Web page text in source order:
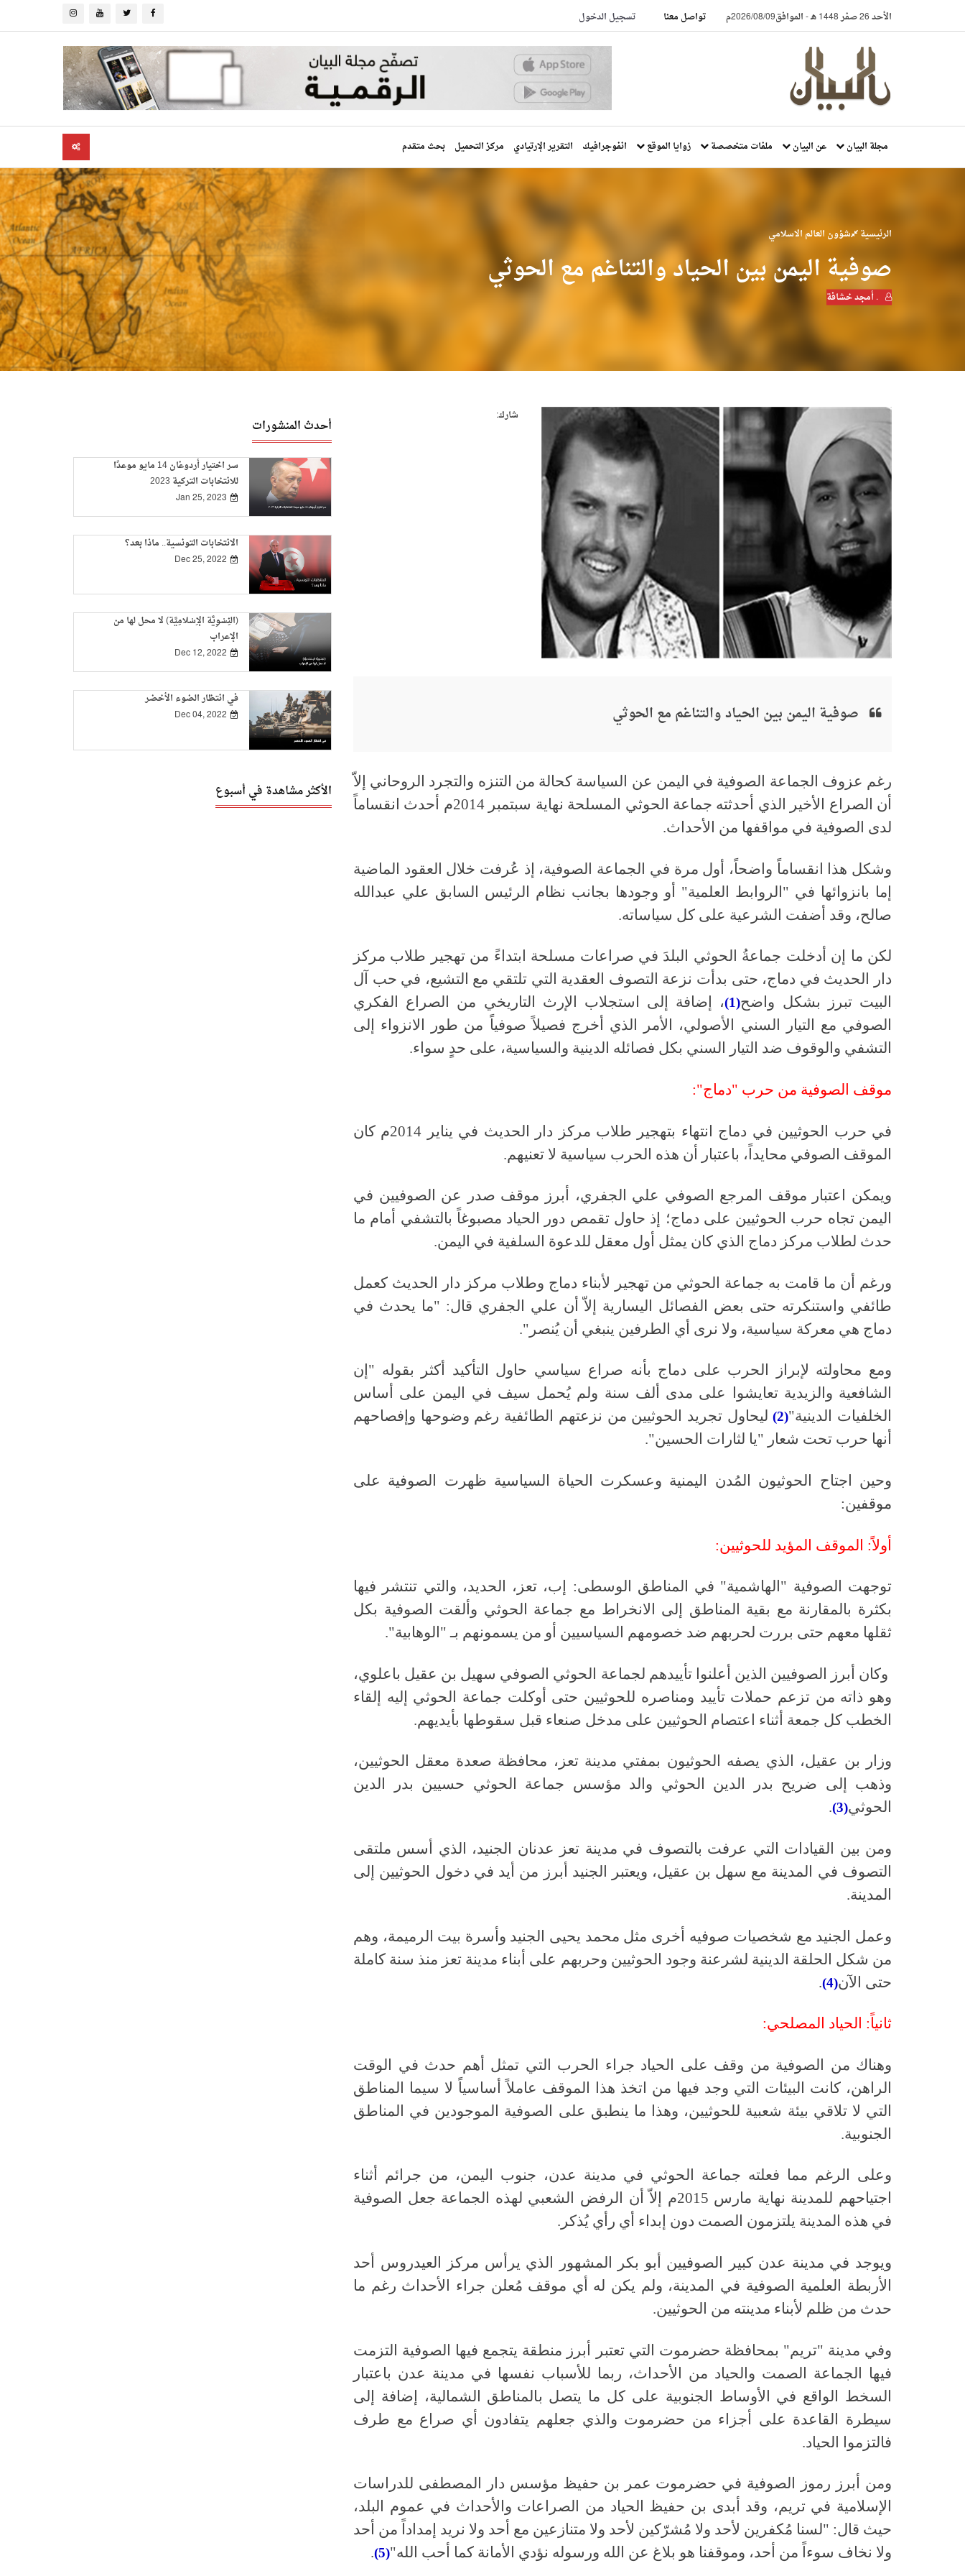
الأحد 26 صفر 1448 هـ -الموافق2026/08/09م تواصل معنا تسجيل الدخول
مجلة البيان عن البيان ملفات متخصصة زوايا الموقع انفوجرافيك التقرير الإرتيادي مركز التحميل بحث متقدم
الرئيسية شؤون العالم الاسلامي
صوفية اليمن بين الحياد والتناغم مع الحوثي
. أمجد خشافة
شارك:
صوفية اليمن بين الحياد والتناغم مع الحوثي
رغم عزوف الجماعة الصوفية في اليمن عن السياسة كحالة من التنزه والتجرد الروحاني إلاّ
أن الصراع الأخير الذي أحدثته جماعة الحوثي المسلحة نهاية سبتمبر 2014م أحدث انقساماً
لدى الصوفية في مواقفها من الأحداث.
وشكل هذا انقساماً واضحاً، أول مرة في الجماعة الصوفية، إذ عُرفت خلال العقود الماضية
إما بانزوائها في "الروابط العلمية" أو وجودها بجانب نظام الرئيس السابق علي عبدالله
صالح، وقد أضفت الشرعية على كل سياساته.
لكن ما إن أدخلت جماعةُ الحوثي البلدَ في صراعات مسلحة ابتداءً من تهجير طلاب مركز
دار الحديث في دماج، حتى بدأت نزعة التصوف العقدية التي تلتقي مع التشيع، في حب آل
البيت تبرز بشكل واضح(1)
، إضافة إلى استجلاب الإرث التاريخي من الصراع الفكري
الصوفي مع التيار السني الأصولي، الأمر الذي أخرج فصيلاً صوفياً من طور الانزواء إلى
التشفي والوقوف ضد التيار السني بكل فصائله الدينية والسياسية، على حدٍ سواء.
موقف الصوفية من حرب "دماج":
في حرب الحوثيين في دماج انتهاء بتهجير طلاب مركز دار الحديث في يناير 2014م كان
الموقف الصوفي محايداً، باعتبار أن هذه الحرب سياسية لا تعنيهم.
ويمكن اعتبار موقف المرجع الصوفي علي الجفري، أبرز موقف صدر عن الصوفيين في
اليمن تجاه حرب الحوثيين على دماج؛ إذ حاول تقمص دور الحياد مصبوغاً بالتشفي أمام ما
حدث لطلاب مركز دماج الذي كان يمثل أول معقل للدعوة السلفية في اليمن.
ورغم أن ما قامت به جماعة الحوثي من تهجير لأبناء دماج وطلاب مركز دار الحديث كعمل
طائفي واستنكرته حتى بعض الفصائل اليسارية إلاّ أن علي الجفري قال: "ما يحدث في
دماج هي معركة سياسية، ولا نرى أي الطرفين ينبغي أن يُنصر".
ومع محاولته لإبراز الحرب على دماج بأنه صراع سياسي حاول التأكيد أكثر بقوله "إن
الشافعية والزيدية تعايشوا على مدى ألف سنة ولم يُحمل سيف في اليمن على أساس
الخلفيات الدينية"(2)
ليحاول تجريد الحوثيين من نزعتهم الطائفية رغم وضوحها وإفصاحهم
أنها حرب تحت شعار "يا لثارات الحسين".
وحين اجتاح الحوثيون المُدن اليمنية وعسكرت الحياة السياسية ظهرت الصوفية على
موقفين:
أولاً: الموقف المؤيد للحوثيين:
توجهت الصوفية "الهاشمية" في المناطق الوسطى: إب، تعز، الحديد، والتي تنتشر فيها
بكثرة بالمقارنة مع بقية المناطق إلى الانخراط مع جماعة الحوثي وألقت الصوفية بكل
ثقلها معهم حتى بررت لحربهم ضد خصومهم السياسيين أو من يسمونهم بـ "الوهابية".
وكان أبرز الصوفيين الذين أعلنوا تأييدهم لجماعة الحوثي الصوفي سهيل بن عقيل باعلوي،
وهو ذاته من تزعم حملات تأييد ومناصره للحوثيين حتى أوكلت جماعة الحوثي إليه إلقاء
الخطب كل جمعة أثناء اعتصام الحوثيين على مدخل صنعاء قبل سقوطها بأيديهم.
وزار بن عقيل، الذي يصفه الحوثيون بمفتي مدينة تعز، محافظة صعدة معقل الحوثيين،
وذهب إلى ضريح بدر الدين الحوثي والد مؤسس جماعة الحوثي حسيين بدر الدين
الحوثي(3)
.
ومن بين القيادات التي عرفت بالتصوف في مدينة تعز عدنان الجنيد، الذي أسس ملتقى
التصوف في المدينة مع سهل بن عقيل، ويعتبر الجنيد أبرز من أيد في دخول الحوثيين إلى
المدينة.
وعمل الجنيد مع شخصيات صوفيه أخرى مثل محمد يحيى الجنيد وأسرة بيت الرميمة، وهم
من شكل الحلقة الدينية لشرعنة وجود الحوثيين وحربهم على أبناء مدينة تعز منذ سنة كاملة
حتى الآن(4)
.
ثانياً: الحياد المصلحي:
وهناك من الصوفية من وقف على الحياد جراء الحرب التي تمثل أهم حدث في الوقت
الراهن، كانت البيئات التي وجد فيها من اتخذ هذا الموقف عاملاً أساسياً لا سيما المناطق
التي لا تلاقي بيئة شعبية للحوثيين، وهذا ما ينطبق على الصوفية الموجودين في المناطق
الجنوبية.
وعلى الرغم مما فعلته جماعة الحوثي في مدينة عدن، جنوب اليمن، من جرائم أثناء
اجتياحهم للمدينة نهاية مارس 2015م إلاّ أن الرفض الشعبي لهذه الجماعة جعل الصوفية
في هذه المدينة يلتزمون الصمت دون إبداء أي رأي يُذكر.
ويوجد في مدينة عدن كبير الصوفيين أبو بكر المشهور الذي يرأس مركز العيدروس أحد
الأربطة العلمية الصوفية في المدينة، ولم يكن له أي موقف مُعلن جراء الأحداث رغم ما
حدث من ظلم لأبناء مدينته من الحوثيين.
وفي مدينة "تريم" بمحافظة حضرموت التي تعتبر أبرز منطقة يتجمع فيها الصوفية التزمت
فيها الجماعة الصمت والحياد من الأحداث، ربما للأسباب نفسها في مدينة عدن باعتبار
السخط الواقع في الأوساط الجنوبية على كل ما يتصل بالمناطق الشمالية، إضافة إلى
سيطرة القاعدة على أجزاء من حضرموت والذي جعلهم يتفادون أي صراع مع طرف
فالتزموا الحياد.
ومن أبرز رموز الصوفية في حضرموت عمر بن حفيظ مؤسس دار المصطفى للدراسات
الإسلامية في تريم، وقد أبدى بن حفيظ الحياد من الصراعات والأحداث في عموم البلد،
حيث قال: "لسنا مُكفرين لأحد ولا مُشرّكين لأحد ولا متنازعين مع أحد ولا نريد إمداداً من أحد
ولا نخاف سوءاً من أحد، وموقفنا هو بلاغ عن الله ورسوله نؤدي الأمانة كما أحب الله"(5)
.
أحدث المنشورات
سر اختيار أردوغان 14 مايو موعدًا
للانتخابات التركية 2023
Jan 25, 2023
الانتخابات التونسية.. ماذا بعد؟
Dec 25, 2022
(النِسْوِيَّة الإِسْلامِيَّة) لا محل لها من
الإعراب
Dec 12, 2022
في انتظار الضوء الأخضر
Dec 04, 2022
الأكثر مشاهدة في أسبوع